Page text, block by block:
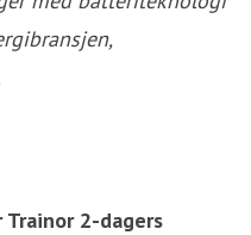
2-dagers